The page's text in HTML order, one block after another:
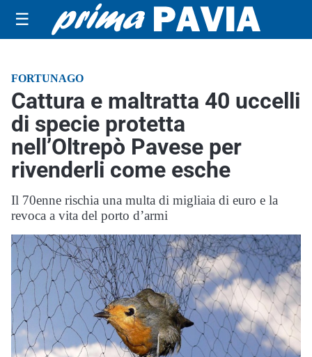
☰
FORTUNAGO
Cattura e maltratta 40 uccelli
di specie protetta
nell’Oltrepò Pavese per
rivenderli come esche
Il 70enne rischia una multa di migliaia di euro e la
revoca a vita del porto d’armi